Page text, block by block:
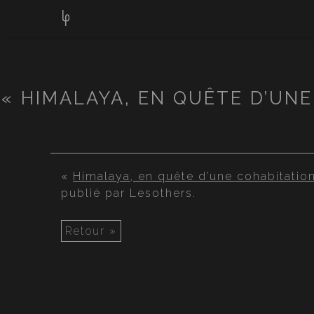
« HIMALAYA, EN QUÊTE
« Himalaya, en quête d’une
publié par Lesothers.
Retour »